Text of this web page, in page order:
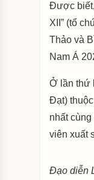
Được biết,
XII” (tổ
Thảo và
Nam Á
Ở lần thứ
Đạt)
nhất
viên xuất
Đạo diễn